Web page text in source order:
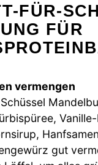
FÜR-
FÜR
vermengen
gut